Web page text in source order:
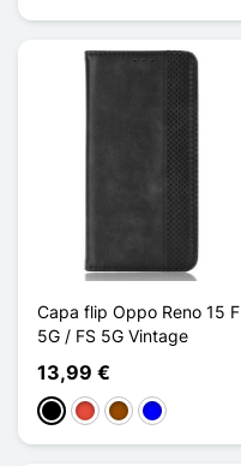
Capa flip Oppo Reno 15 F
5G / FS 5G Vintage
13,99 €
PretoVermelho
Castanho
Azul